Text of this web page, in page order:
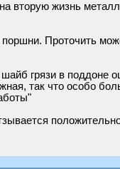
вторую жизнь
Проточить
грязи в поддоне
так что особо